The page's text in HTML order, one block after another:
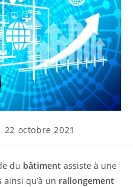
22 octobre 2021
du bâtiment assiste à une
ainsi qu’à un rallongement